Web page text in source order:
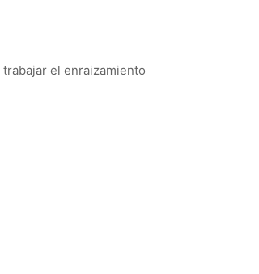
el enraizamiento